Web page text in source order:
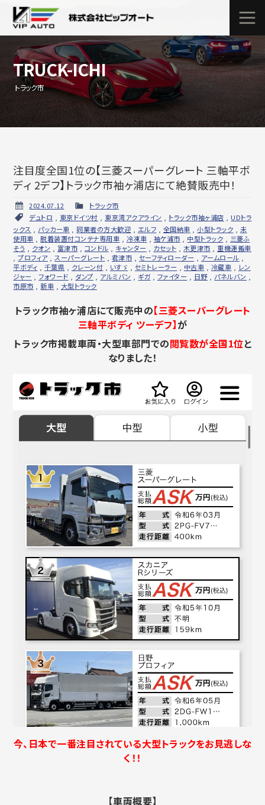
TRUCK-ICHI
トラック市
注目度全国1位の【三菱スーパーグレート 三軸平ボ
ディ 2デフ】トラック市袖ヶ浦店にて絶賛販売中！
2024.07.12
トラック市
デュトロ
東京ドイツ村 東京湾アクアライン トラック市袖ヶ浦店
UDトラ
ックス
パッカー車 同業者の方大歓迎 エルフ 全国納車 ,小型トラック
未
使用車 ,脱着装置付コンテナ専用車 冷凍車 袖ケ浦市 中型トラック
三菱ふ
そう
クオン 富津市 コンドル キャンター カセット 木更津市 ,重機運搬車
,プロフィア, スーパーグレート 君津市 セーフティローダー アームロール
平ボディ
千葉県 クレーン付 いすゞ セミトレーラー 中古車 冷蔵車
レン
ジャー
,フォワード ダンプ アルミバン ギガ ファイター 日野 パネルバン
市原市 ,新車 大型トラック
トラック市袖ヶ浦店にて販売中の【三菱スーパーグレート
三軸平ボディ ツーデフ】が
トラック市掲載車両・大型車部門での閲覧数が全国1位と
なりました！
今、日本で一番注目されている大型トラックをお見逃しな
く！！
【車両概要】